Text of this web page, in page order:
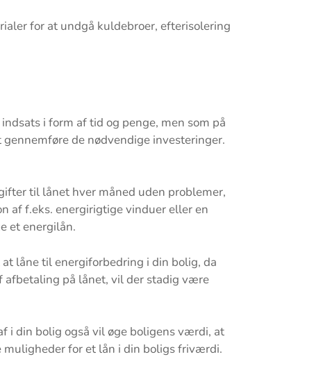
for at undgå kuldebroer, efterisolering
i form af tid og penge, men som på
de nødvendige investeringer.
til lånet hver måned uden problemer,
af f.eks. energirigtige vinduer eller en
et energilån.
låne til energiforbedring i din bolig, da
afbetaling på lånet, vil der stadig være
i din bolig også vil øge boligens værdi, at
muligheder for et lån i din boligs friværdi.